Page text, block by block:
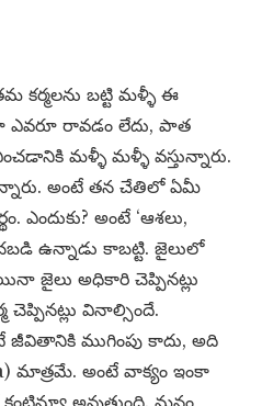
కర్మలను బట్టి మళ్ళీ ఈ
ఎవరూ రావడం లేదు, పాత
మళ్ళీ మళ్ళీ వస్తున్నారు.
అంటే తన చేతిలో ఏమీ
ఎందుకు? అంటే ‘ఆశలు,
ఉన్నాడు కాబట్టి. జైలులో
జైలు అధికారి చెప్పినట్లు
వినాల్సిందే.
ముగింపు కాదు, అది
మాత్రమే. అంటే వాక్యం ఇంకా